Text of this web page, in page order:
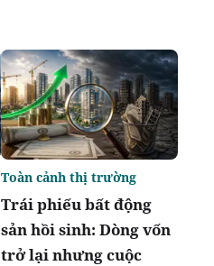
Trái phiếu bất động
sản hồi sinh: Dòng vốn
trở lại nhưng cuộc
Toàn cảnh thị trường